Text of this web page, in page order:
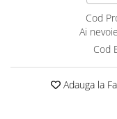
Cod
Ai
Cod
Adauga la